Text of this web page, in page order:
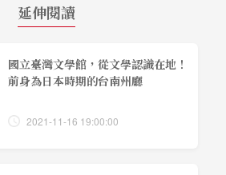
延伸閱讀
國立臺灣文學館，從文學認識在地！
前身為日本時期的台南州廳
2021-11-16 19:00:00